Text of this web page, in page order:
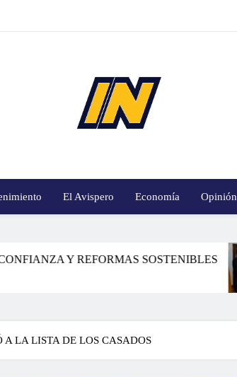
El Avispero Economía Opinión
Y REFORMAS SOSTENIBLES
A LA LISTA DE LOS CASADOS